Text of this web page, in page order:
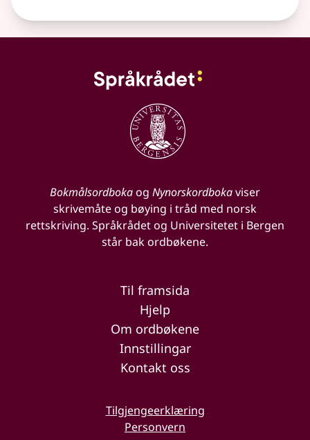
Bokmålsordbokaog Nynorskordbokaviser
skrivemåte og bøying i tråd med norsk
rettskriving. Språkrådet og Universitetet i Bergen
står bak ordbøkene.
Til framsida
Hjelp
Om ordbøkene
Innstillingar
Kontakt oss
Tilgjengeerklæring
Personvern